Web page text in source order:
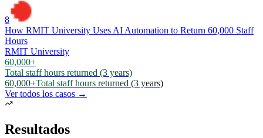
8
How RMIT University Uses AI Automation to Return 60,000 Staff
Hours
RMIT University
60,000+
Total staff hours returned (3 years)
60,000+Total staff hours returned (3 years)
Ver todos los casos →
Resultados